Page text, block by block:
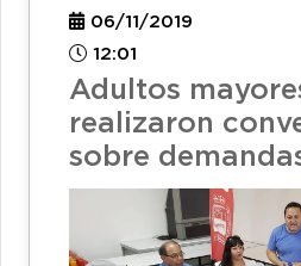
06/11/2019
12:01
Adultos
realizaron
sobre